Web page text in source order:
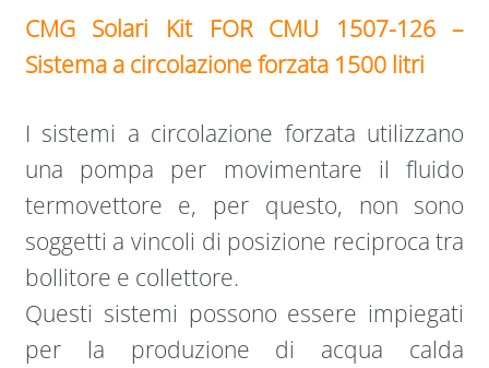
CMG Solari Kit FOR CMU 1507-126 –
Sistema a circolazione forzata 1500 litri
I sistemi a circolazione forzata utilizzano
una pompa per movimentare il fluido
termovettore e, per questo, non sono
soggetti a vincoli di posizione reciproca tra
bollitore e collettore.
Questi sistemi possono essere impiegati
per la produzione di acqua calda